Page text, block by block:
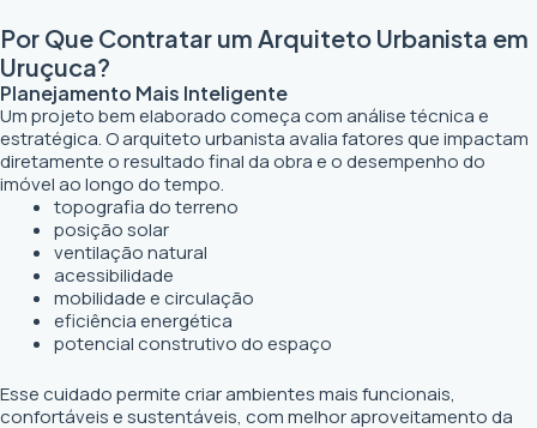
Por Que Contratar um Arquiteto Urbanista em
Uruçuca?
Planejamento Mais Inteligente
Um projeto bem elaborado começa com análise técnica e
estratégica. O arquiteto urbanista avalia fatores que impactam
diretamente o resultado final da obra e o desempenho do
imóvel ao longo do tempo.
topografia do terreno
posição solar
ventilação natural
acessibilidade
mobilidade e circulação
eficiência energética
potencial construtivo do espaço
Esse cuidado permite criar ambientes mais funcionais,
confortáveis e sustentáveis, com melhor aproveitamento da